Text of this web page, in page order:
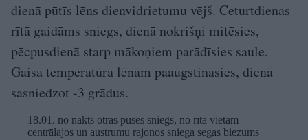
dienā pūtīs lēns dienvidrietumu vējš. Ceturtdienas
rītā gaidāms sniegs, dienā nokrišņi mitēsies,
pēcpusdienā starp mākoņiem parādīsies saule.
Gaisa temperatūra lēnām paaugstināsies, dienā
sasniedzot -3 grādus.
18.01. no nakts otrās puses sniegs, no rīta vietām
centrālajos un austrumu rajonos sniega segas biezums